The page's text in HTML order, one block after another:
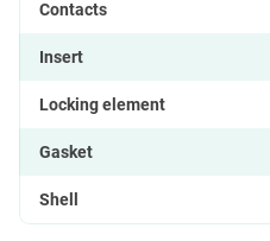
Contacts
Insert
Locking element
Gasket
Shell